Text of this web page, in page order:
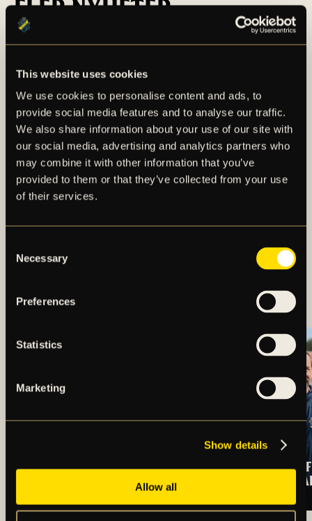
This website uses cookies
We use cookies to personalise content and ads, to
provide social media features and to analyse our traffic.
We also share information about your use of our site with
our social media, advertising and analytics partners who
may combine it with other information that you’ve
provided to them or that they’ve collected from your use
of their services.
Selection
Necessary
Preferences
Statistics
Marketing
Show details
Allow all
FLER NYHETER
ÖRGRYTE IS
OSCARSSON SKÖT
TRUPPEN MOT IF